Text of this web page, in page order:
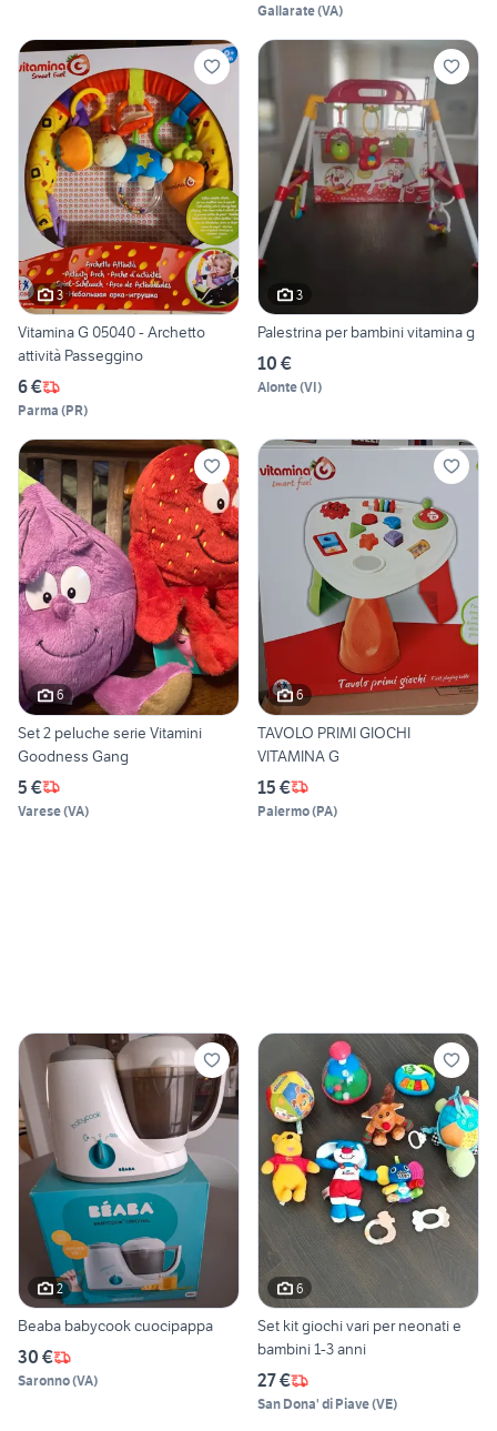
Gallarate(VA)
3
Vitamina G 05040 - Archetto
attività Passeggino
6 €
Parma (PR)
3
Palestrina per bambini vitamina g
10 €
Alonte(VI)
6
Set 2 peluche serie Vitamini
Goodness Gang
5 €
Varese(VA)
6
TAVOLO PRIMI GIOCHI
VITAMINA G
15 €
Palermo(PA)
2
Beaba babycook cuocipappa
30 €
Saronno(VA)
6
Set kit giochi vari per neonati e
bambini 1-3 anni
27 €
San Dona' di Piave(VE)